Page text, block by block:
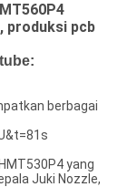
produksi pcb
berbagai
yang
Juki Nozzle,